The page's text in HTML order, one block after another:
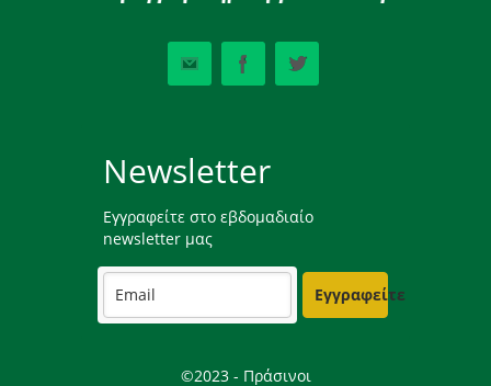
Newsletter
Εγγραφείτε στο εβδομαδιαίο
newsletter μας
Εγγραφείτε
©2023 - Πράσινοι